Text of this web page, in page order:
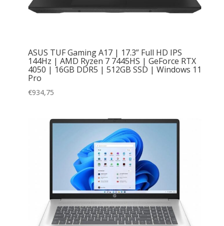
ASUS TUF Gaming A17 | 17.3” Full HD IPS
144Hz | AMD Ryzen 7 7445HS | GeForce RTX
4050 | 16GB DDR5 | 512GB SSD | Windows 11
Pro
€934,75